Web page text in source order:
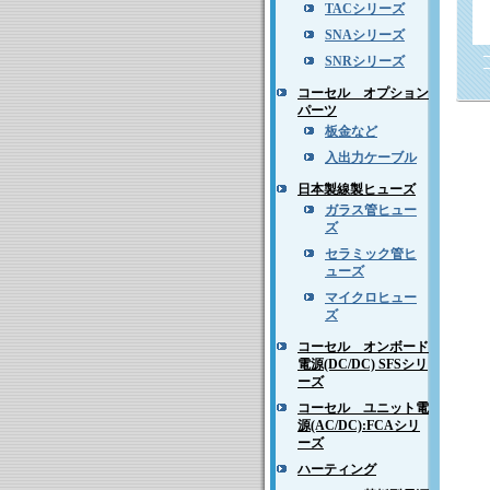
TACシリーズ
SNAシリーズ
SNRシリーズ
コーセル オプション
パーツ
板金など
入出力ケーブル
日本製線製ヒューズ
ガラス管ヒュー
ズ
セラミック管ヒ
ューズ
マイクロヒュー
ズ
コーセル オンボード
電源(DC/DC) SFSシリ
ーズ
コーセル ユニット電
源(AC/DC):FCAシリ
ーズ
ハーティング